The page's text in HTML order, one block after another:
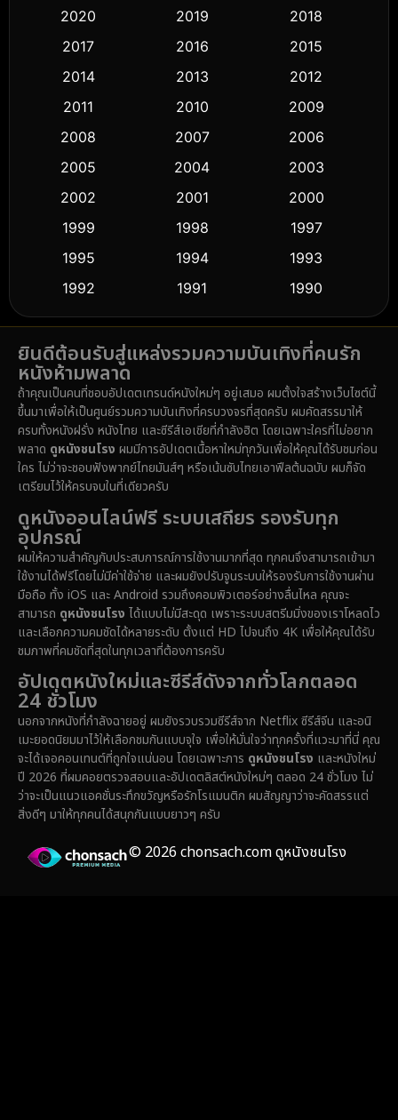
Classic หนังคลาสสิก (50)
Comedy ตลก (443)
Crime อาชญากรรม (518)
Cult Film
Dance เต้น (10)
Detective สืบสวน (59)
Detective สืบสวน
Disaster
Disney+ (5)
Documentary สารคดี (91)
Dystopian
Emotional (61)
Epic มหากาพย์ (222)
Family ครอบครัว
Fantasy จินตนาการ (329)
Fiction (14)
Gothic
2020
2019
2018
2017
2016
2015
2014
2013
2012
2011
2010
2009
2008
2007
2006
2005
2004
2003
2002
2001
2000
1999
1998
1997
1995
1994
1993
1992
1991
1990
1989
1988
1986
1985
1983
1982
1981
1971
1962 1953
ยินดีต้อนรับสู่แหล่งรวมความบันเทิงที่คนรัก
หนังห้ามพลาด
ถ้าคุณเป็นคนที่ชอบอัปเดตเทรนด์หนังใหม่ๆ อยู่เสมอ ผมตั้งใจสร้างเว็บไซต์นี้
ขึ้นมาเพื่อให้เป็นศูนย์รวมความบันเทิงที่ครบวงจรที่สุดครับ ผมคัดสรรมาให้
ครบทั้งหนังฝรั่ง หนังไทย และซีรีส์เอเชียที่กำลังฮิต โดยเฉพาะใครที่ไม่อยาก
พลาด ดูหนังชนโรง ผมมีการอัปเดตเนื้อหาใหม่ทุกวันเพื่อให้คุณได้รับชมก่อน
ใคร ไม่ว่าจะชอบฟังพากย์ไทยมันส์ๆ หรือเน้นซับไทยเอาฟีลต้นฉบับ ผมก็จัด
เตรียมไว้ให้ครบจบในที่เดียวครับ
ดูหนังออนไลน์ฟรี ระบบเสถียร รองรับทุก
อุปกรณ์
ผมให้ความสำคัญกับประสบการณ์การใช้งานมากที่สุด ทุกคนจึงสามารถเข้ามา
ใช้งานได้ฟรีโดยไม่มีค่าใช้จ่าย และผมยังปรับจูนระบบให้รองรับการใช้งานผ่าน
มือถือ ทั้ง iOS และ Android รวมถึงคอมพิวเตอร์อย่างลื่นไหล คุณจะ
สามารถ ดูหนังชนโรง ได้แบบไม่มีสะดุด เพราะระบบสตรีมมิ่งของเราโหลดไว
และเลือกความคมชัดได้หลายระดับ ตั้งแต่ HD ไปจนถึง 4K เพื่อให้คุณได้รับ
ชมภาพที่คมชัดที่สุดในทุกเวลาที่ต้องการครับ
อัปเดตหนังใหม่และซีรีส์ดังจากทั่วโลกตลอด
24 ชั่วโมง
นอกจากหนังที่กำลังฉายอยู่ ผมยังรวบรวมซีรีส์จาก Netflix ซีรีส์จีน และอนิ
เมะยอดนิยมมาไว้ให้เลือกชมกันแบบจุใจ เพื่อให้มั่นใจว่าทุกครั้งที่แวะมาที่นี่ คุณ
จะได้เจอคอนเทนต์ที่ถูกใจแน่นอน โดยเฉพาะการ ดูหนังชนโรง และหนังใหม่
ปี 2026 ที่ผมคอยตรวจสอบและอัปเดตลิสต์หนังใหม่ๆ ตลอด 24 ชั่วโมง ไม่
ว่าจะเป็นแนวแอคชั่นระทึกขวัญหรือรักโรแมนติก ผมสัญญาว่าจะคัดสรรแต่
สิ่งดีๆ มาให้ทุกคนได้สนุกกันแบบยาวๆ ครับ
© 2026 chonsach.com ดูหนังชนโรง